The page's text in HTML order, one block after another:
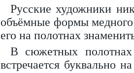
Русские художники
объёмные формы
его на полотнах
В сюжетных
встречается буквально